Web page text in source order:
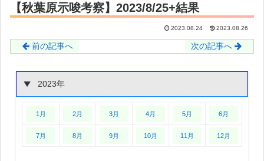
【秋葉原示唆考察】2023/8/25+結果
2023.08.24 2023.08.26
前の記事へ 次の記事へ
2023年
1月 2月 3月 4月 5月 6月
7月 8月 9月 10月 11月 12月